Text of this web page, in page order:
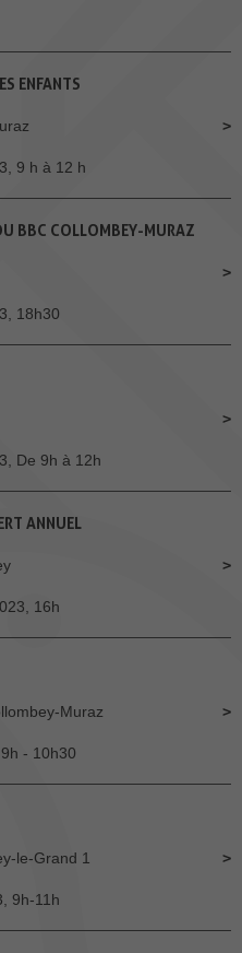
ENFANTS
9 h à 12 h
BBC COLLOMBEY-MURAZ
18h30
De 9h à 12h
ANNUEL
16h
Muraz
- 10h30
le-Grand 1
9h-11h